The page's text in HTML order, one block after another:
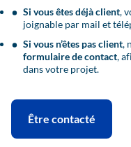
Si vous êtes déjà client,
joignable par mail et
Si vous n’êtes pas client,
formulaire de contact,
dans votre projet.
Être contacté